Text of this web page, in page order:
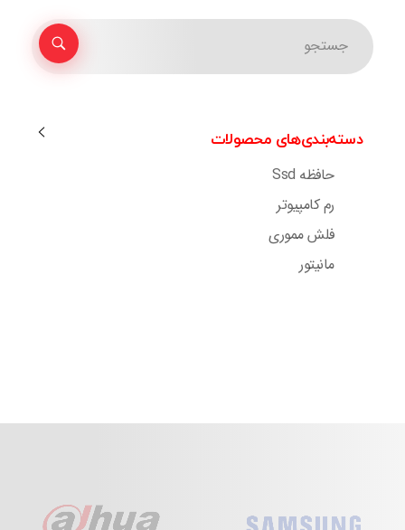
دسته‌بندی‌های محصولات
حافظه Ssd
رم کامپیوتر
فلش مموری
مانیتور